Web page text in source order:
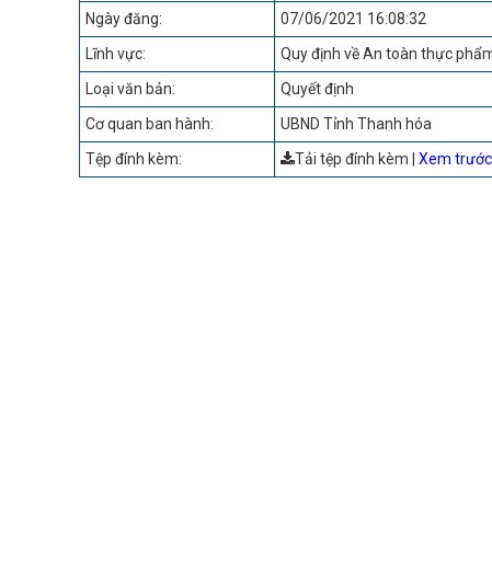
Ngày đăng:
07/06/2021 16:08:32
Lĩnh vực:
Quy định về An toàn thực
Loại văn bản:
Quyết định
Cơ quan ban hành:
UBND Tỉnh Thanh hóa
Tệp đính kèm:
Tải tệp đính kèm Xem trước